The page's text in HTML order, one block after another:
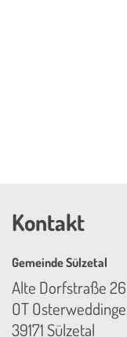
Kontakt
Gemeinde Sülzetal
Alte Dorfstraße 26
OT
39171 Sülzetal